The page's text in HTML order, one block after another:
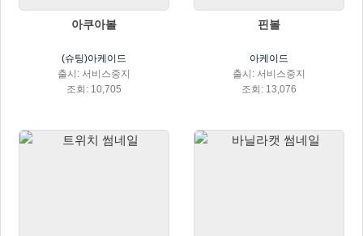
아쿠아볼
(슈팅)아케이드
출시: 서비스중지
조회: 10,705
핀볼
아케이드
출시: 서비스중지
조회: 13,076